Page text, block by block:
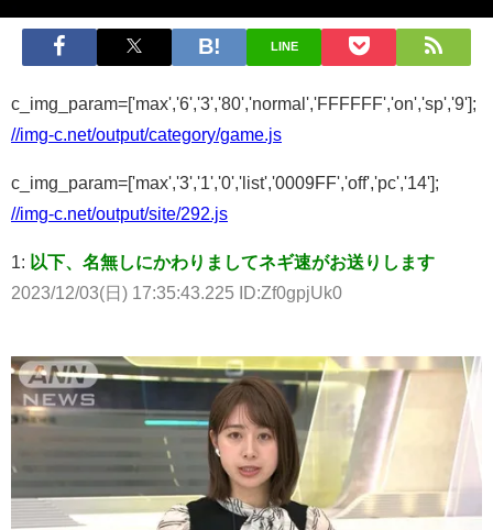
LINE
c_img_param=['max','6','3','80','normal','FFFFFF','on','sp','9'];
//img-c.net/output/category/game.js
c_img_param=['max','3','1','0','list','0009FF','off','pc','14'];
//img-c.net/output/site/292.js
1: 以下、名無しにかわりましてネギ速がお送りします
2023/12/03(日) 17:35:43.225 ID:Zf0gpjUk0